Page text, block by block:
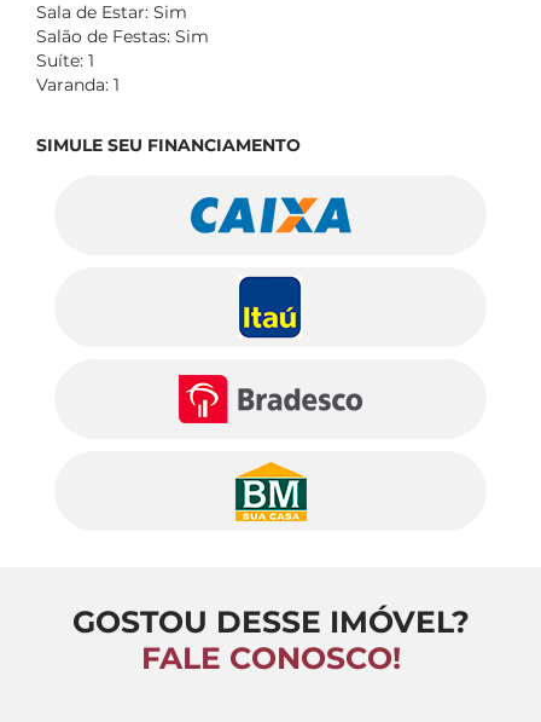
Sala de Estar: Sim
Salão de Festas: Sim
Suíte: 1
Varanda: 1
SIMULE SEU FINANCIAMENTO
GOSTOU DESSE IMÓVEL?
FALE CONOSCO!